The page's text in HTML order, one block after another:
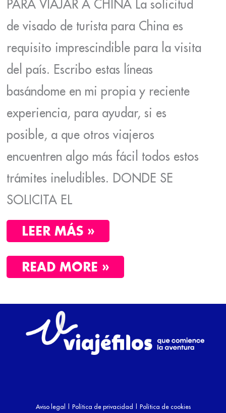
PARA VIAJAR A CHINA La solicitud
de visado de turista para China es
requisito imprescindible para la visita
del país. Escribo estas líneas
basándome en mi propia y reciente
experiencia, para ayudar, si es
posible, a que otros viajeros
encuentren algo más fácil todos estos
trámites ineludibles. DONDE SE
SOLICITA EL
LEER MÁS »
READ MORE »
Aviso legal Política de privacidad Política de cookies